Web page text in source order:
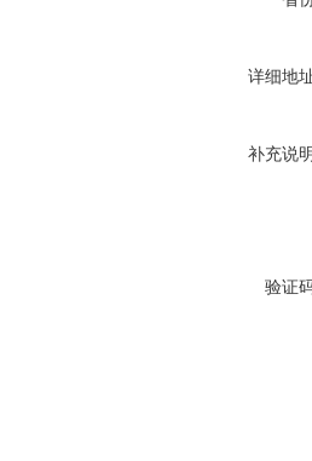
详细地
补充说
验证